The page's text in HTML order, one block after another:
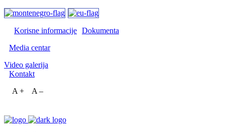
Korisne informacije Dokumenta
Media centar
Video galerija
Kontakt
A +
A –